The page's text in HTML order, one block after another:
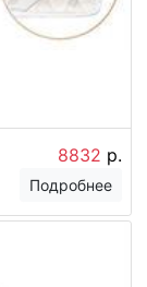
8832 р.
Подробнее